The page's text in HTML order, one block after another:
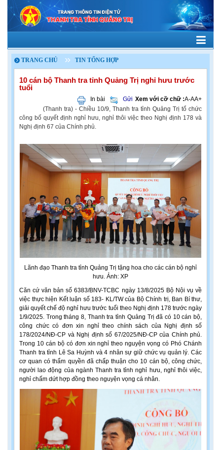
TRANG CHỦ TIN TỔNG HỢP
10 cán bộ Thanh tra tỉnh Quảng Trị nghỉ hưu trước
tuổi
In bài Gửi Xem với cỡ chữ :A-AA+
(Thanh tra) - Chiều 10/9, Thanh tra tỉnh Quảng Trị tổ chức
công bố quyết định nghỉ hưu, nghỉ thôi việc theo Nghị định 178 và
Nghị định 67 của Chính phủ.
Lãnh đạo Thanh tra tỉnh Quảng Trị tặng hoa cho các cán bộ nghỉ
hưu. Ảnh: XP
Căn cứ văn bản số 6383/BNV-TCBC ngày 13/8/2025 Bộ Nội vụ về
việc thực hiện Kết luận số 183- KL/TW của Bộ Chính trị, Ban Bí thư,
giải quyết chế độ nghỉ hưu trước tuổi theo Nghị định 178 trước ngày
1/9/2025. Trong tháng 8, Thanh tra tỉnh Quảng Trị đã có 10 cán bộ,
công chức có đơn xin nghỉ theo chính sách của Nghị định số
178/2024/NĐ-CP và Nghị định số 67/2025/NĐ-CP của Chính phủ.
Trong 10 cán bộ có đơn xin nghỉ theo nguyện vọng có Phó Chánh
Thanh tra tỉnh Lê Sa Huỳnh và 4 nhân sự giữ chức vụ quản lý. Các
cơ quan có thẩm quyền đã chấp thuận cho 10 cán bộ, công chức,
người lao động của ngành Thanh tra tỉnh nghỉ hưu, nghỉ thôi việc,
nghỉ chấm dứt hợp đồng theo nguyện vọng cá nhân.